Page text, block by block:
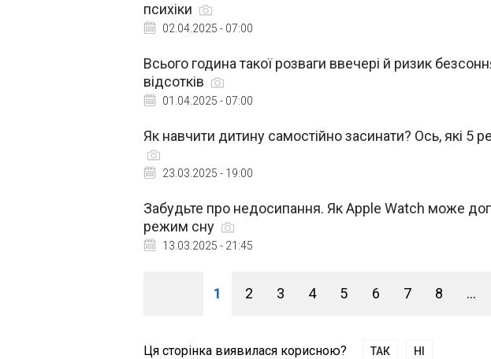
психіки
02.04.2025 - 07:00
Всього година такої розваги ввечері й ризик
відсотків
01.04.2025 - 07:00
Як навчити дитину самостійно засинати? Ось, які 5
23.03.2025 - 19:00
Забудьте про недосипання. Як Apple Watch може
режим сну
13.03.2025 - 21:45
1 2 3 4 5 6 7 8 ...
Ця сторінка виявилася корисною? ТАК НІ